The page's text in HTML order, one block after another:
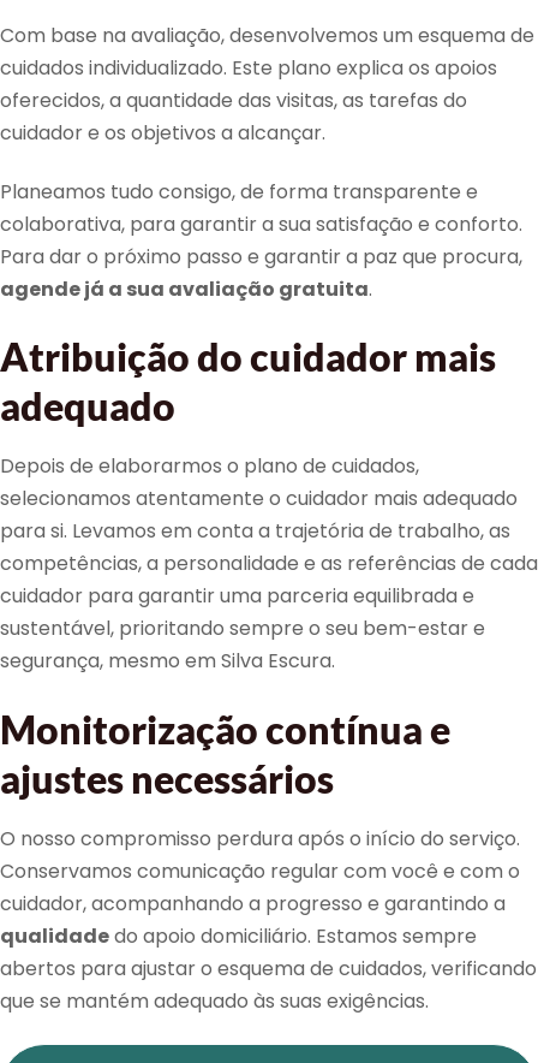
Com base na avaliação, desenvolvemos um esquema de
cuidados individualizado. Este plano explica os apoios
oferecidos, a quantidade das visitas, as tarefas do
cuidador e os objetivos a alcançar.
Planeamos tudo consigo, de forma transparente e
colaborativa, para garantir a sua satisfação e conforto.
Para dar o próximo passo e garantir a paz que procura,
agende já a sua avaliação gratuita.
Atribuição do cuidador mais
adequado
Depois de elaborarmos o plano de cuidados,
selecionamos atentamente o cuidador mais adequado
para si. Levamos em conta a trajetória de trabalho, as
competências, a personalidade e as referências de cada
cuidador para garantir uma parceria equilibrada e
sustentável, prioritando sempre o seu bem-estar e
segurança, mesmo em Silva Escura.
Monitorização contínua e
ajustes necessários
O nosso compromisso perdura após o início do serviço.
Conservamos comunicação regular com você e com o
cuidador, acompanhando a progresso e garantindo a
qualidadedo apoio domiciliário. Estamos sempre
abertos para ajustar o esquema de cuidados, verificando
que se mantém adequado às suas exigências.